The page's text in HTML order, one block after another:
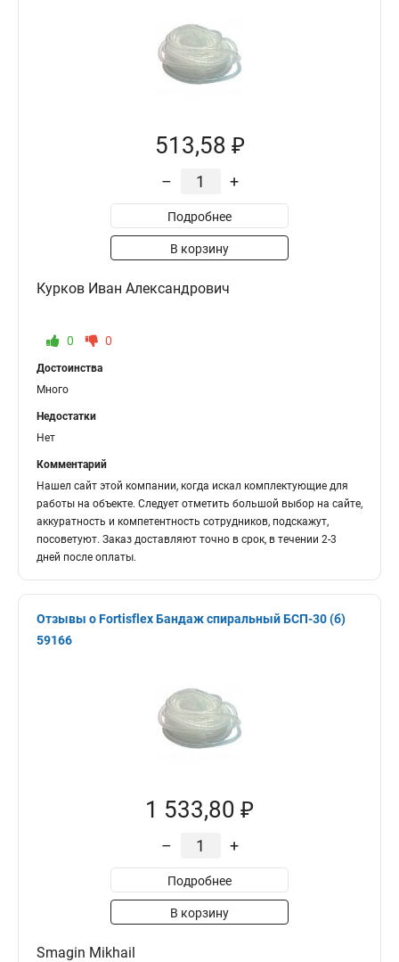
513,58 ₽
– +
Подробнее
В корзину
Курков Иван Александрович
0 0
Достоинства
Много
Недостатки
Нет
Комментарий
Нашел сайт этой компании, когда искал комплектующие для
работы на объекте. Следует отметить большой выбор на сайте,
аккуратность и компетентность сотрудников, подскажут,
посоветуют. Заказ доставляют точно в срок, в течении 2-3
дней после оплаты.
Отзывы о Fortisflex Бандаж спиральный БСП-30 (б)
59166
1 533,80 ₽
– +
Подробнее
В корзину
Smagin Mikhail